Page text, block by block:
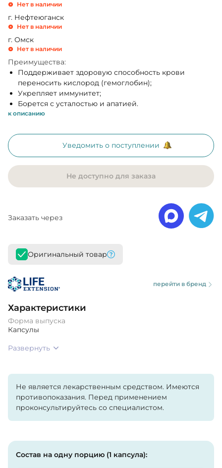
Нет в наличии
г. Нефтеюганск
Нет в наличии
г. Омск
Нет в наличии
Преимущества:
Поддерживает здоровую способность крови
переносить кислород (гемоглобин);
Укрепляет иммунитет;
Борется с усталостью и апатией.
к описанию
Уведомить о поступлении
Не доступно для заказа
Заказать через
Оригинальный товар
перейти в бренд
Характеристики
Форма выпуска
Капсулы
Развернуть
Не является лекарственным средством. Имеются
противопоказания. Перед применением
проконсультируйтесь со специалистом.
Состав на одну порцию (1 капсула):